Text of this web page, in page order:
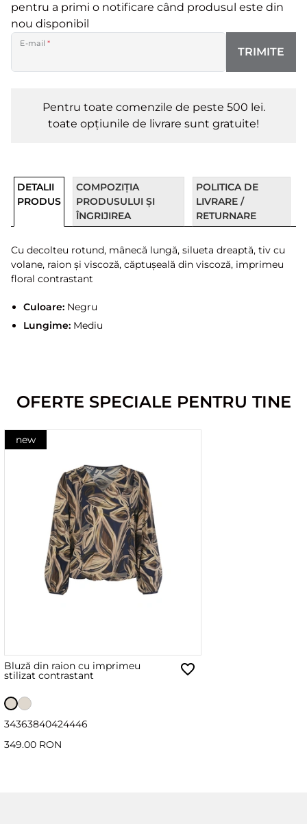
pentru a primi o notificare când produsul este din
nou disponibil
E-mail*
TRIMITE
Pentru toate comenzile de peste 500 lei.
toate opțiunile de livrare sunt gratuite!
DETALII
PRODUS
COMPOZIȚIA
PRODUSULUI ȘI
ÎNGRIJIREA
POLITICA DE
LIVRARE /
RETURNARE
Cu decolteu rotund, mânecă lungă, silueta dreaptă, tiv cu
volane, raion și viscoză, căptușeală din viscoză, imprimeu
floral contrastant
Culoare:Negru
Lungime:Mediu
OFERTE SPECIALE PENTRU TINE
new
Bluză din raion cu imprimeu
stilizat contrastant
34363840424446
349.00 RON